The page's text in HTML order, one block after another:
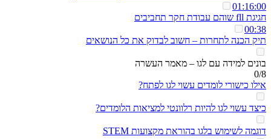
01:16:00
חגיגת fll שוהם עבודת חקר תחביבים
00:38
תיק הכנה לתחרות – חשוב לבדוק את כל הנושאים
בונים למידה עם לגו – מאמר העשרה
0/8
אילו כישורי לומדים עשוי לגו לפתח?
כיצד עשוי לגו להיות רלוונטי למציאות הלומדים?
דוגמה לשימוש בלגו בהוראת מקצועות STEM